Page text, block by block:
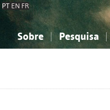
PT EN FR
Sobre Pesquisa